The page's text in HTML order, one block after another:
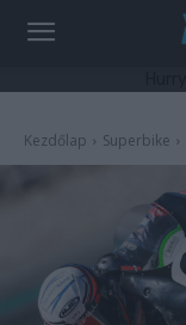
Kezdőlap Superbike